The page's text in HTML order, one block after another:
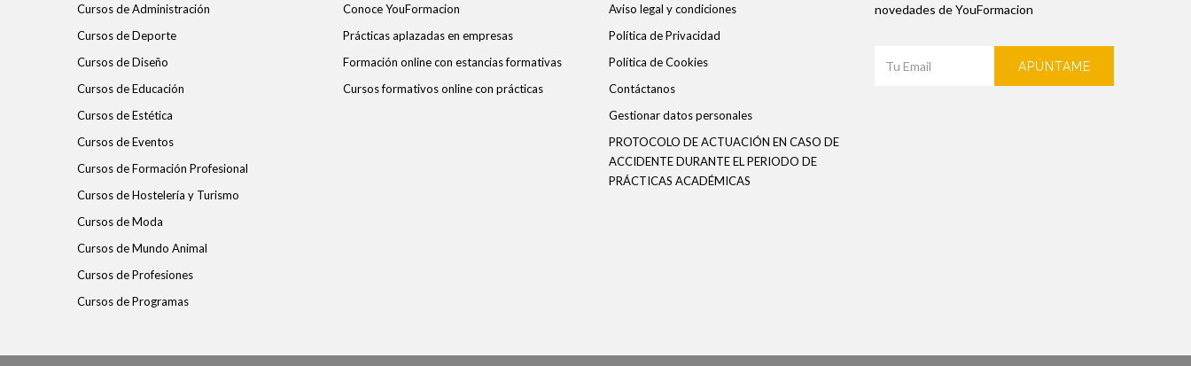
Cursos de Administración
Cursos de Deporte
Cursos de Diseño
Cursos de Educación
Cursos de Estética
Cursos de Eventos
Cursos de Formación Profesional
Cursos de Hostelería y Turismo
Cursos de Moda
Cursos de Mundo Animal
Cursos de Profesiones
Cursos de Programas
Conoce YouFormacion
Prácticas aplazadas en empresas
Formación online con estancias formativas
Cursos formativos online con prácticas
Aviso legal y condiciones
Política de Privacidad
Política de Cookies
Contáctanos
Gestionar datos personales
PROTOCOLO DE ACTUACIÓN EN CASO DE
ACCIDENTE DURANTE EL PERIODO DE
PRÁCTICAS ACADÉMICAS
novedades de YouFormacion
APÚNTAME